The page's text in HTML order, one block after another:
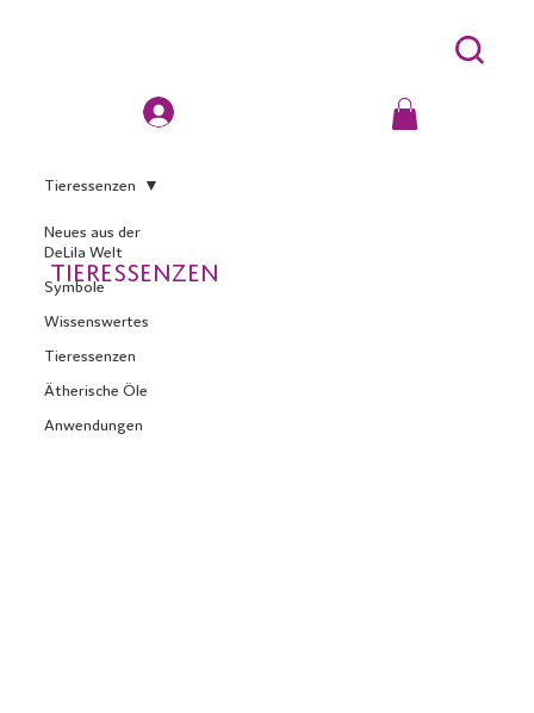
Neues aus der
DeLila Welt
Symbole
Wissenswertes
Tieressenzen
Ätherische Öle
Anwendungen
Tieressenzen
Tieressenzen